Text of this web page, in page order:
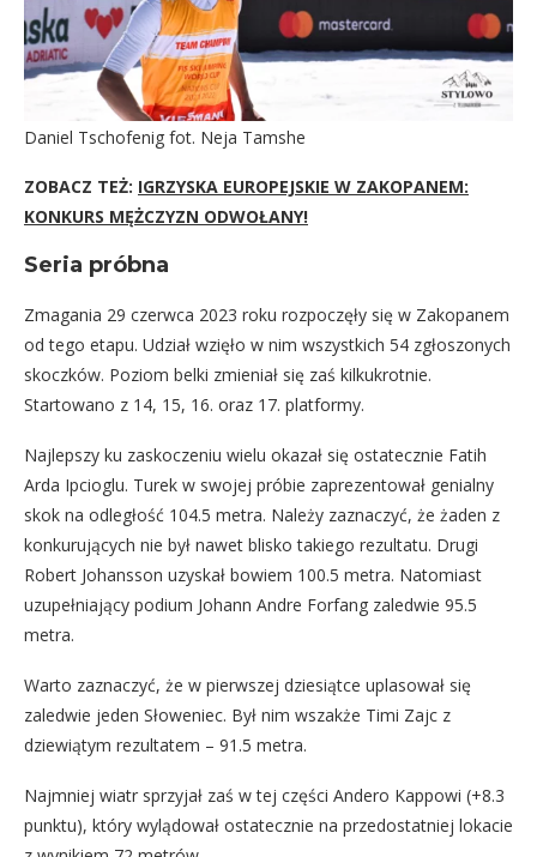
Daniel Tschofenig fot. Neja Tamshe
ZOBACZ TEŻ: IGRZYSKA EUROPEJSKIE W ZAKOPANEM:
KONKURS MĘŻCZYZN ODWOŁANY!
Seria próbna
Zmagania 29 czerwca 2023 roku rozpoczęły się w Zakopanem
od tego etapu. Udział wzięło w nim wszystkich 54 zgłoszonych
skoczków. Poziom belki zmieniał się zaś kilkukrotnie.
Startowano z 14, 15, 16. oraz 17. platformy.
Najlepszy ku zaskoczeniu wielu okazał się ostatecznie Fatih
Arda Ipcioglu. Turek w swojej próbie zaprezentował genialny
skok na odległość 104.5 metra. Należy zaznaczyć, że żaden z
konkurujących nie był nawet blisko takiego rezultatu. Drugi
Robert Johansson uzyskał bowiem 100.5 metra. Natomiast
uzupełniający podium Johann Andre Forfang zaledwie 95.5
metra.
Warto zaznaczyć, że w pierwszej dziesiątce uplasował się
zaledwie jeden Słoweniec. Był nim wszakże Timi Zajc z
dziewiątym rezultatem – 91.5 metra.
Najmniej wiatr sprzyjał zaś w tej części Andero Kappowi (+8.3
punktu), który wylądował ostatecznie na przedostatniej lokacie